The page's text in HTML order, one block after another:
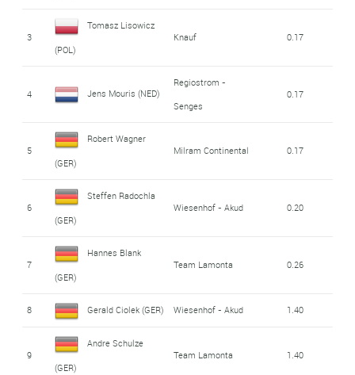
3
Tomasz Lisowicz
(POL)
Knauf 0.17
4 Jens Mouris (NED)
Regiostrom -
Senges
0.17
5
Robert Wagner
(GER)
Milram Continental 0.17
6
Steffen Radochla
(GER)
Wiesenhof - Akud 0.20
7
Hannes Blank
(GER)
Team Lamonta 0.26
8 Gerald Ciolek (GER) Wiesenhof - Akud 1.40
9
Andre Schulze
(GER)
Team Lamonta 1.40